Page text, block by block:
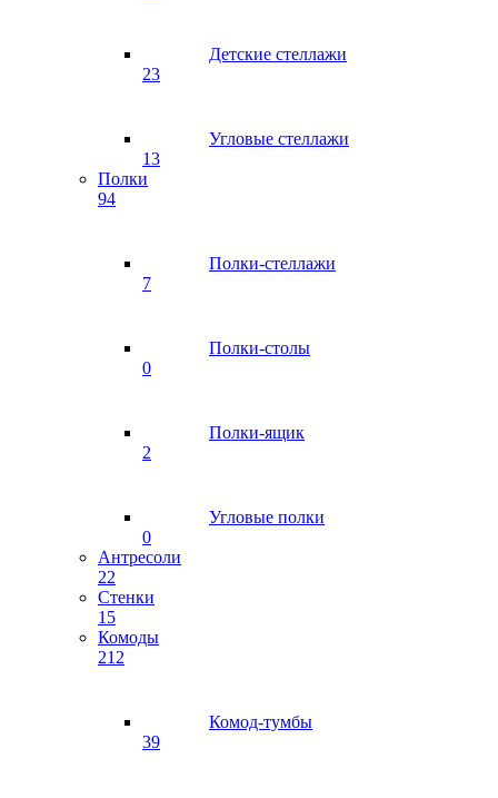
Детские стеллажи
23
Угловые стеллажи
13
Полки
94
Полки-стеллажи
7
Полки-столы
0
Полки-ящик
2
Угловые полки
0
Антресоли
22
Стенки
15
Комоды
212
Комод-тумбы
39